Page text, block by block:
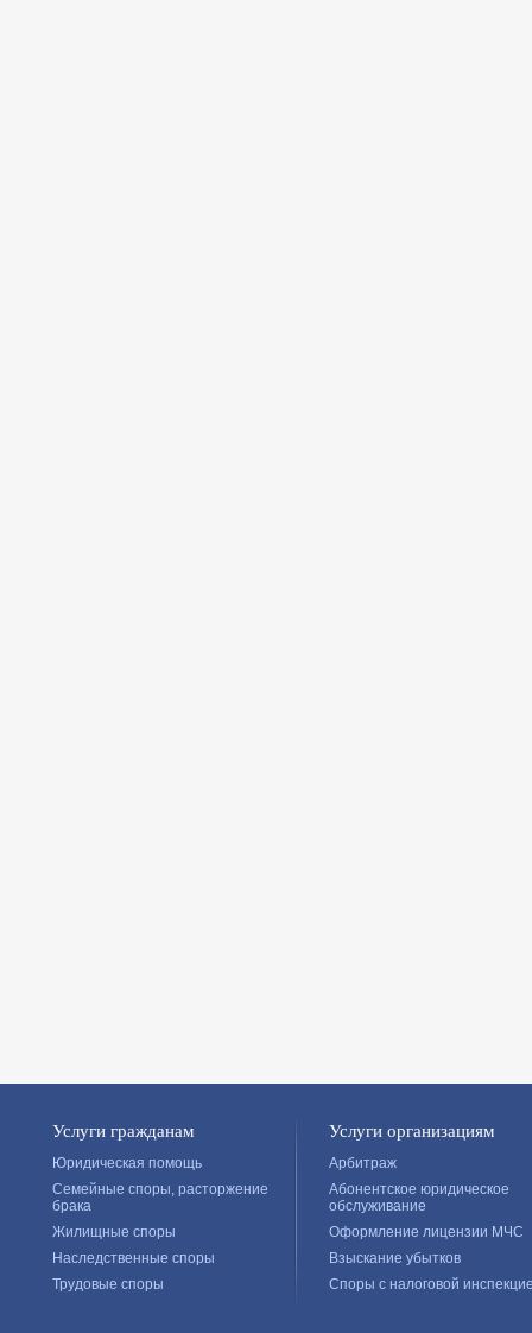
Услуги гражданам
Юридическая помощь
Семейные споры, расторжение
брака
Жилищные споры
Наследственные споры
Трудовые споры
Услуги организациям
Арбитраж
Абонентское юридическое
обслуживание
Оформление лицензии МЧС
Взыскание убытков
Споры с налоговой